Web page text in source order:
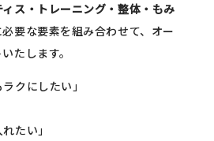
ス・トレーニング・整体・もみ
要な要素を組み合わせて、オー
たします。
クにしたい」
たい」